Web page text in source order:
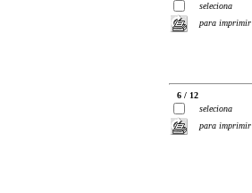
seleciona
para imprimir
6 / 12
seleciona
para imprimir